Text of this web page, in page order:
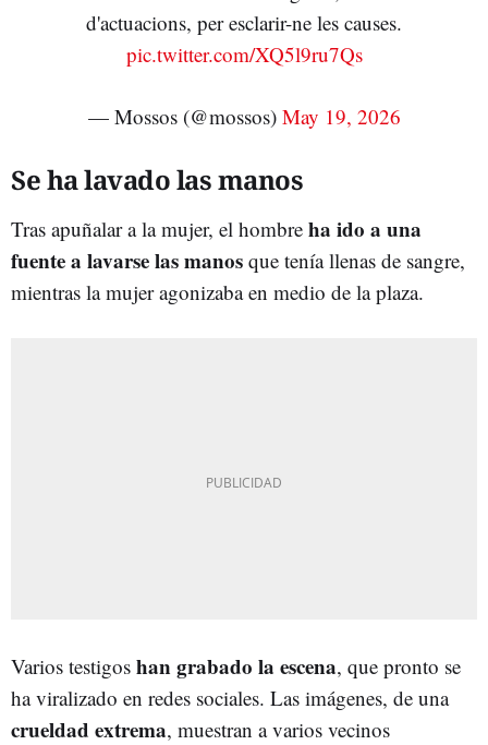
d'actuacions, per esclarir-ne les causes.
pic.twitter.com/XQ5l9ru7Qs
— Mossos (@mossos) May 19, 2026
Se ha lavado las manos
Tras apuñalar a la mujer, el hombre ha ido a una
fuente a lavarse las manos que tenía llenas de sangre,
mientras la mujer agonizaba en medio de la plaza.
Varios testigos han grabado la escena, que pronto se
ha viralizado en redes sociales. Las imágenes, de una
crueldad extrema, muestran a varios vecinos